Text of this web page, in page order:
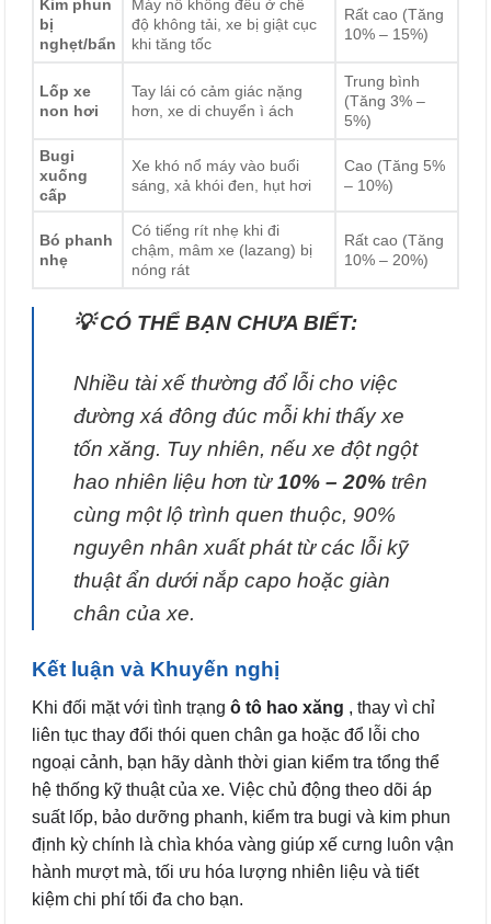
Kim phun
bị
nghẹt/bẩn
Máy nổ không đều ở chế
độ không tải, xe bị giật cục
khi tăng tốc
Rất cao (Tăng
10% – 15%)
Lốp xe
non hơi
Tay lái có cảm giác nặng
hơn, xe di chuyển ì ách
Trung bình
(Tăng 3% –
5%)
Bugi
xuống
cấp
Xe khó nổ máy vào buổi
sáng, xả khói đen, hụt hơi
Cao (Tăng 5%
– 10%)
Bó phanh
nhẹ
Có tiếng rít nhẹ khi đi
chậm, mâm xe (lazang) bị
nóng rát
Rất cao (Tăng
10% – 20%)
💡 CÓ THỂ BẠN CHƯA BIẾT:
Nhiều tài xế thường đổ lỗi cho việc
đường xá đông đúc mỗi khi thấy xe
tốn xăng. Tuy nhiên, nếu xe đột ngột
hao nhiên liệu hơn từ10% – 20% trên
cùng một lộ trình quen thuộc, 90%
nguyên nhân xuất phát từ các lỗi kỹ
thuật ẩn dưới nắp capo hoặc giàn
chân của xe.
Kết luận và Khuyến nghị
Khi đối mặt với tình trạng ô tô hao xăng , thay vì chỉ
liên tục thay đổi thói quen chân ga hoặc đổ lỗi cho
ngoại cảnh, bạn hãy dành thời gian kiểm tra tổng thể
hệ thống kỹ thuật của xe. Việc chủ động theo dõi áp
suất lốp, bảo dưỡng phanh, kiểm tra bugi và kim phun
định kỳ chính là chìa khóa vàng giúp xế cưng luôn vận
hành mượt mà, tối ưu hóa lượng nhiên liệu và tiết
kiệm chi phí tối đa cho bạn.